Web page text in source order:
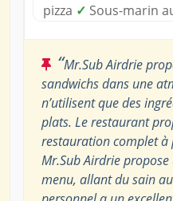
pizza ✓ Sous-marin
“Mr.Sub Airdrie
sandwichs dans une
n’utilisent que des
plats. Le restaurant
restauration complet à
Mr.Sub Airdrie propose
menu, allant du sain